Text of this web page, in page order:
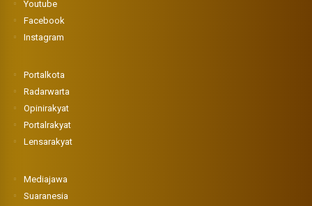
Youtube
Facebook
Instagram
Portalkota
Radarwarta
Opinirakyat
Portalrakyat
Lensarakyat
Mediajawa
Suaranesia